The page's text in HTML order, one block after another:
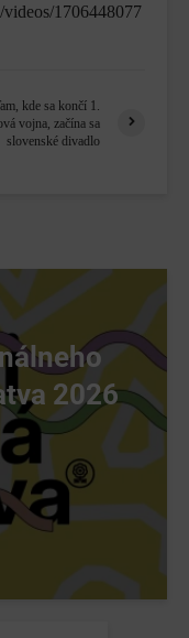
1706448077
kde sa končí 1.
vojna, začína sa
slovenské divadlo
2026